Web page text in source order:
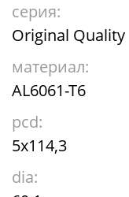
серия:
Original Quality
материал:
AL6061-T6
pcd:
5x114,3
dia: